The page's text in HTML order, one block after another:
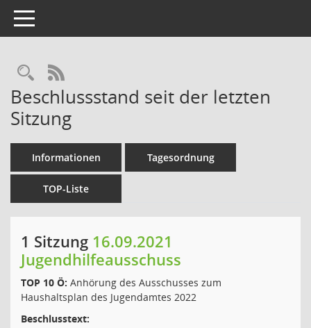
Toggle navigation
Rechercheauswahl
RSS-Feed
Beschlussstand seit der letzten
Sitzung
Informationen Tagesordnung
TOP-Liste
1 Sitzung 16.09.2021
Jugendhilfeausschuss
TOP 10 Ö: Anhörung des Ausschusses zum
Haushaltsplan des Jugendamtes 2022
Beschlusstext: